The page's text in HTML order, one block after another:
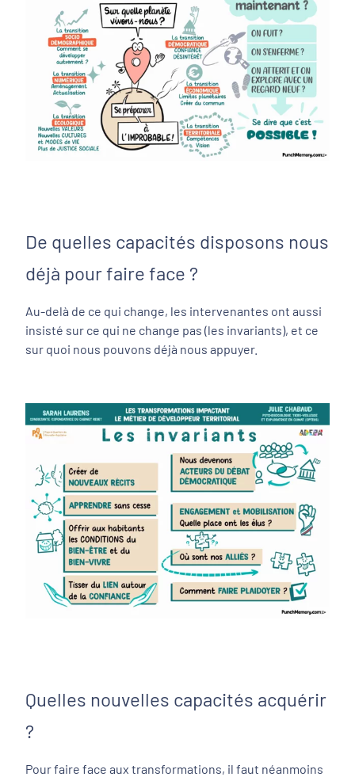
De quelles capacités disposons nous
déjà pour faire face ?
Au-delà de ce qui change, les intervenantes ont aussi
insisté sur ce qui ne change pas (les invariants), et ce
sur quoi nous pouvons déjà nous appuyer.
Quelles nouvelles capacités acquérir
?
Pour faire face aux transformations, il faut néanmoins